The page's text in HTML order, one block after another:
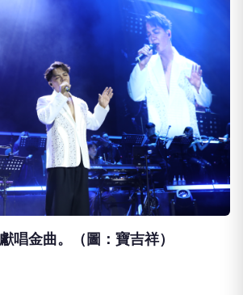
唱金曲。（圖：寶吉祥）